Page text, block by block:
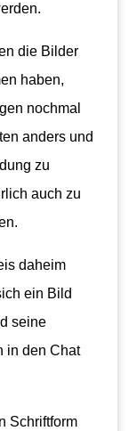
die Bilder
haben,
nochmal
anders und
zu
auch zu
daheim
ein Bild
seine
in den Chat
Schriftform